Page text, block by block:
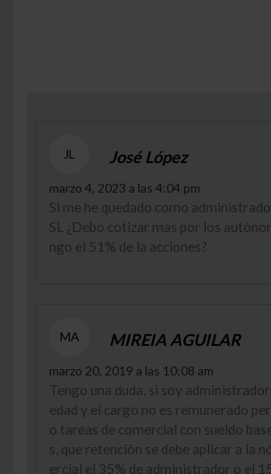
JL José López
marzo 4, 2023 a las 4:04 pm
Si me he quedado como
SL ¿Debo cotizar mas por los
ngo el 51% de la acciones?
MA MIREIA AGUILAR
marzo 20, 2019 a las 10:08 am
Tengo una duda, si soy
edad y el cargo no es remunerado
o tareas de comercial con sueldo
s, que retención se debe aplicar a la
ercial el 35% de administrador o el